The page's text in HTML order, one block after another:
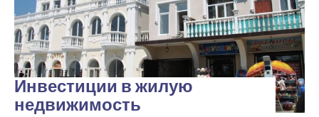
Инвестиции в жилую
недвижимость